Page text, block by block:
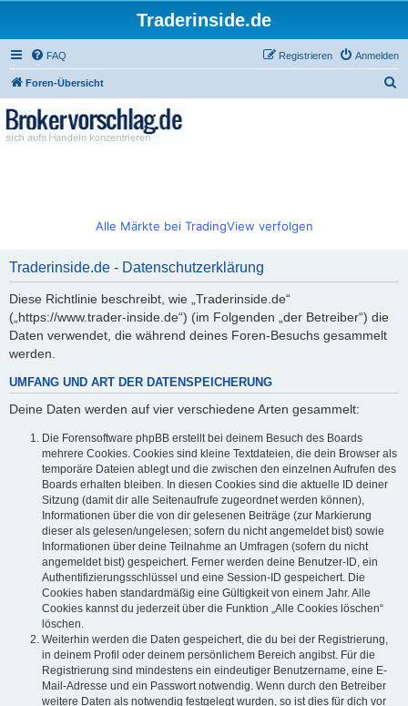
Traderinside.de
FAQ Anmelden
Registrieren
Foren-Übersicht
Alle Märkte bei TradingView verfolgen
Traderinside.de - Datenschutzerklärung
Diese Richtlinie beschreibt, wie „Traderinside.de“
(„https://www.trader-inside.de“) (im Folgenden „der Betreiber“) die
Daten verwendet, die während deines Foren-Besuchs gesammelt
werden.
UMFANG UND ART DER DATENSPEICHERUNG
Deine Daten werden auf vier verschiedene Arten gesammelt:
Die Forensoftware phpBB erstellt bei deinem Besuch des Boards
mehrere Cookies. Cookies sind kleine Textdateien, die dein Browser als
temporäre Dateien ablegt und die zwischen den einzelnen Aufrufen des
Boards erhalten bleiben. In diesen Cookies sind die aktuelle ID deiner
Sitzung (damit dir alle Seitenaufrufe zugeordnet werden können),
Informationen über die von dir gelesenen Beiträge (zur Markierung
dieser als gelesen/ungelesen; sofern du nicht angemeldet bist) sowie
Informationen über deine Teilnahme an Umfragen (sofern du nicht
angemeldet bist) gespeichert. Ferner werden deine Benutzer-ID, ein
Authentifizierungsschlüssel und eine Session-ID gespeichert. Die
Cookies haben standardmäßig eine Gültigkeit von einem Jahr. Alle
Cookies kannst du jederzeit über die Funktion „Alle Cookies löschen“
löschen.
Weiterhin werden die Daten gespeichert, die du bei der Registrierung,
in deinem Profil oder deinem persönlichem Bereich angibst. Für die
Registrierung sind mindestens ein eindeutiger Benutzername, eine E-
Mail-Adresse und ein Passwort notwendig. Wenn durch den Betreiber
weitere Daten als notwendig festgelegt wurden, so ist dies für dich vor